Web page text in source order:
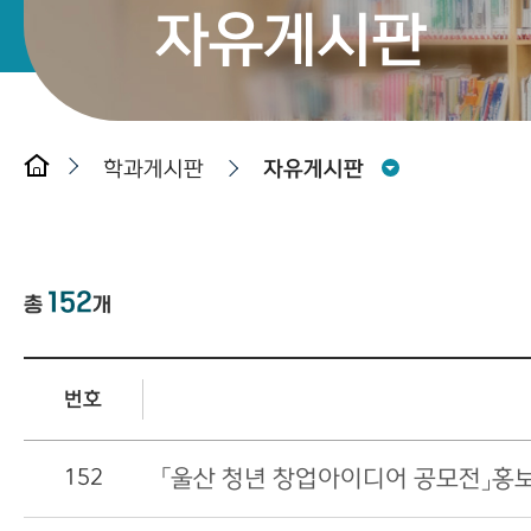
자유게시판
학과게시판 자유게시판
총 152개
번호
152 「울산 청년 창업아이디어 공모전」홍